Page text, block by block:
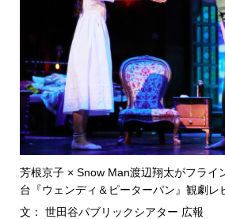
芳根京子 × Snow Man渡辺翔太がフライ
台『ウェンディ＆ピーターパン』観劇レ
文： 世田谷パブリックシアター 広報